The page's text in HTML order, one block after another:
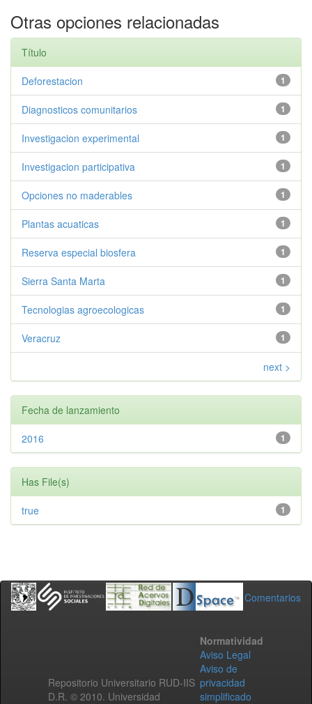
Otras opciones relacionadas
Título
1
Deforestacion
1
Diagnosticos comunitarios
1
Investigacion experimental
1
Investigacion participativa
1
Opciones no maderables
1
Plantas acuaticas
1
Reserva especial biosfera
1
Sierra Santa Marta
1
Tecnologias agroecologicas
1
Veracruz
next >
Fecha de lanzamiento
1
2016
Has File(s)
1
true
Comentarios
Repositorio Universitario RUD-IIS
D.R. © 2010. Universidad
Normatividad
Aviso Legal
Aviso de
privacidad
simplificado